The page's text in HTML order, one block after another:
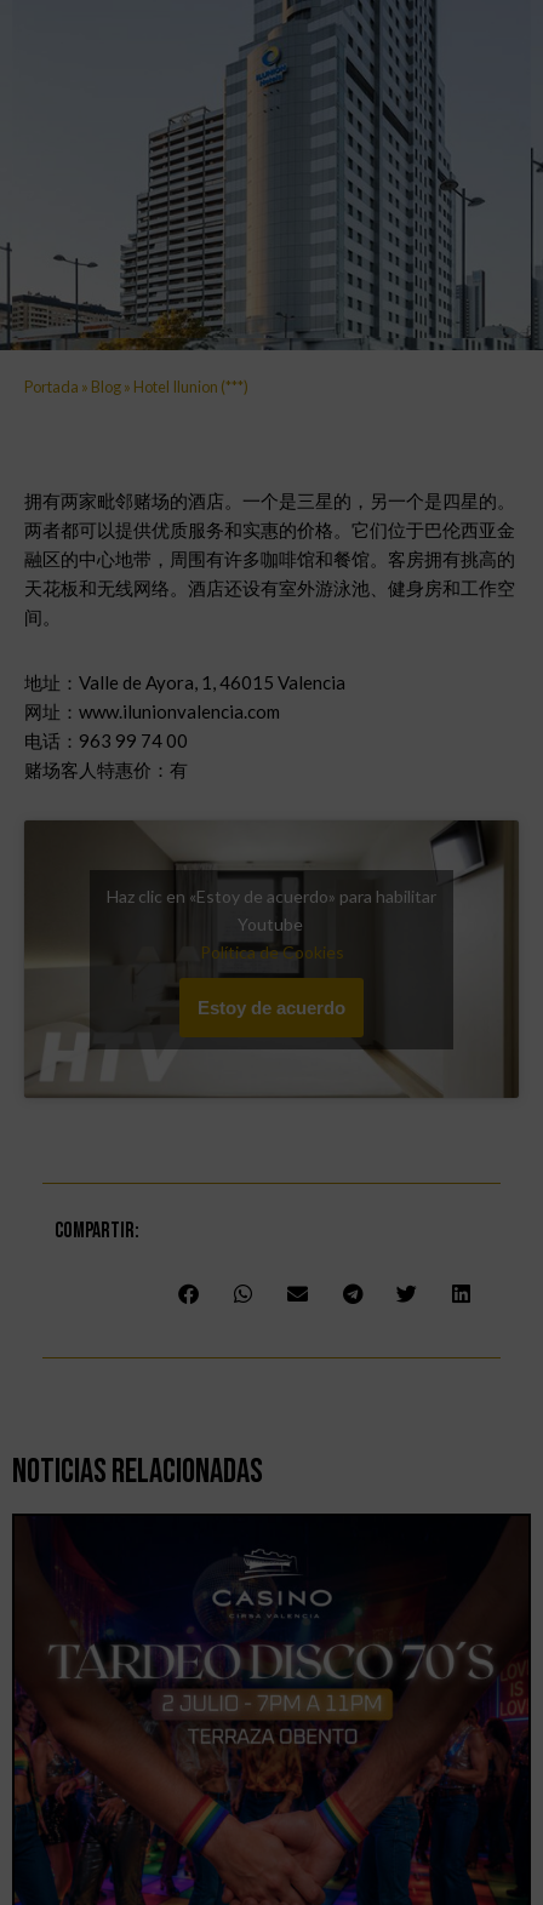
Portada » Blog» Hotel Ilunion (***)
拥有两家毗邻赌场的酒店。一个是三星的，另一个是四星的。
两者都可以提供优质服务和实惠的价格。它们位于巴伦西亚金
融区的中心地带，周围有许多咖啡馆和餐馆。客房拥有挑高的
天花板和无线网络。酒店还设有室外游泳池、健身房和工作空
间。
地址：Valle de Ayora, 1, 46015 Valencia
网址：www.ilunionvalencia.com
电话：963 99 74 00
赌场客人特惠价：有
Haz clic en «Estoy de acuerdo» para habilitar
Youtube
Política de Cookies
Estoy de acuerdo
Compartir:
Noticias Relacionadas